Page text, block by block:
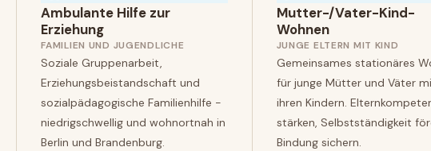
Ambulante Hilfe zur
Erziehung
FAMILIEN UND JUGENDLICHE
Soziale Gruppenarbeit,
Erziehungsbeistandschaft und
sozialpädagogische Familienhilfe -
niedrigschwellig und wohnortnah in
Berlin und Brandenburg.
Mutter-/Vater-Kind-
Wohnen
JUNGE ELTERN MIT KIND
Gemeinsames stationäres
für junge Mütter und Väter
ihren Kindern.
stärken, Selbstständigkeit
Bindung sichern.